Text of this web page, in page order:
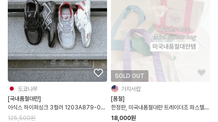
도쿄나무
[국내품절대란]
아식스 하이퍼싱크 3컬러 1203A879-021
1203A879-020 1203A879-100
125,500원
SOLD OUT
가지서랍
[품절]
한정판, 미국내품절대란 트레이더조 파스텔
컨버스 에코백 4가지 컬러
18,000원